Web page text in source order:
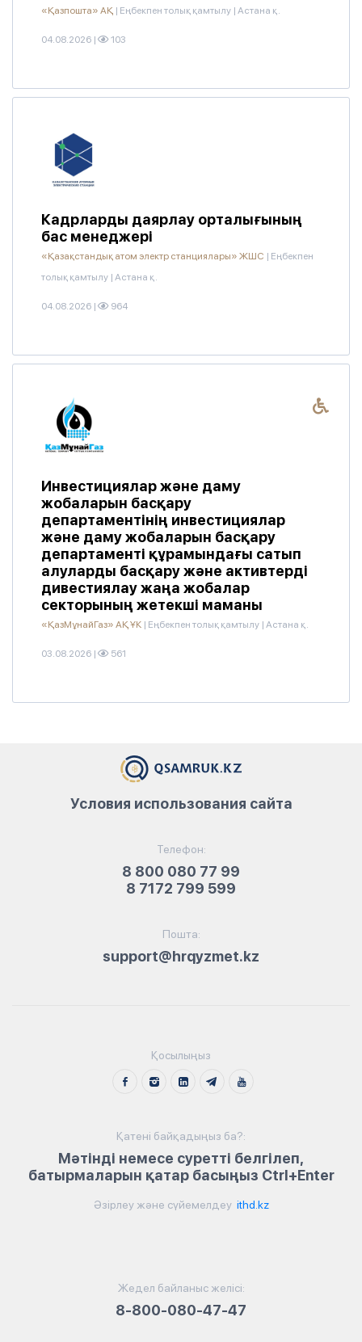
«Қазпошта» АҚ | Еңбекпен толық қамтылу | Астана қ.
04.08.2026 | 103
Кадрларды даярлау орталығының
бас менеджері
«Қазақстандық атом электр станциялары» ЖШС | Еңбекпен
толық қамтылу | Астана қ.
04.08.2026 | 964
Инвестициялар және даму
жобаларын басқару
департаментінің инвестициялар
және даму жобаларын басқару
департаменті құрамындағы сатып
алуларды басқару және активтерді
дивестиялау жаңа жобалар
секторының жетекші маманы
«ҚазМұнайГаз» АҚ ҰК | Еңбекпен толық қамтылу | Астана қ.
03.08.2026 | 561
Телефон:
8 800 080 77 99
8 7172 799 599
Пошта:
support@hrqyzmet.kz
Условия использования сайта
Қосылыңыз
Қатені байқадыңыз ба?:
Мәтінді немесе суретті белгілеп,
батырмаларын қатар басыңыз Ctrl+Enter
Әзірлеу және сүйемелдеу ithd.kz
Жедел байланыс желісі:
8-800-080-47-47